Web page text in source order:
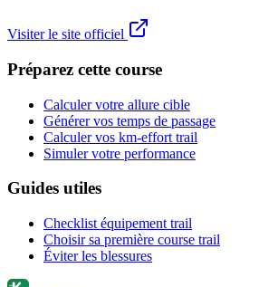
Visiter le site officiel
Préparez cette course
Calculer votre allure cible
Générer vos temps de passage
Calculer vos km-effort trail
Simuler votre performance
Guides utiles
Checklist équipement trail
Choisir sa première course trail
Éviter les blessures